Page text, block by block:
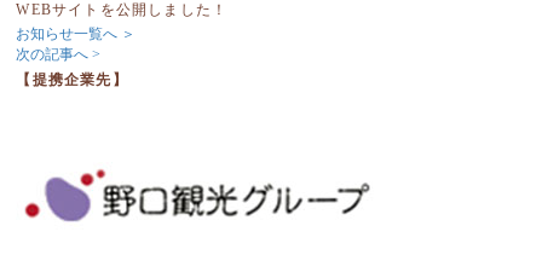
WEBサイトを公開しました！
お知らせ一覧へ ＞
次の記事へ >
【提携企業先】